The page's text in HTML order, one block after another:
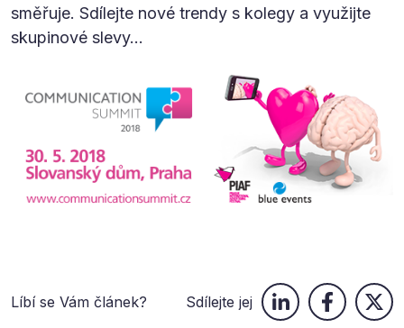
směřuje. Sdílejte nové trendy s kolegy a využijte
skupinové slevy…
Líbí se Vám článek? Sdílejte jej